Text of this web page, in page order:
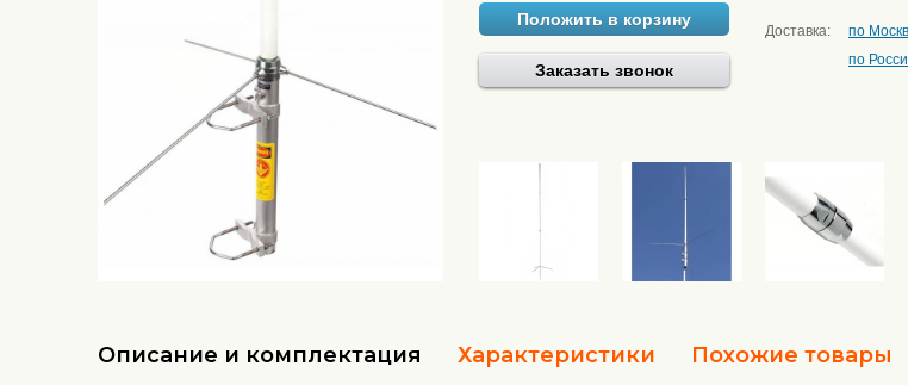
Положить в корзину
Заказать звонок
Доставка: по
по
Описание и комплектация Характеристики Похожие товары